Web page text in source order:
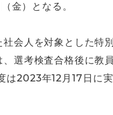
金）となる。
会人を対象とした特
選考検査合格後に教
2023年12月17日に